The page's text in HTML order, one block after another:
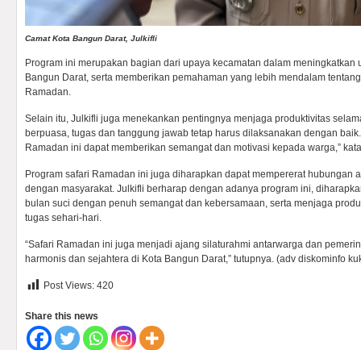
Camat Kota Bangun Darat, Julkifli
Program ini merupakan bagian dari upaya kecamatan dalam meningkatkan
Bangun Darat, serta memberikan pemahaman yang lebih mendalam
Ramadan.
Selain itu, Julkifli juga menekankan pentingnya menjaga produktivitas
berpuasa, tugas dan tanggung jawab tetap harus dilaksanakan dengan
Ramadan ini dapat memberikan semangat dan motivasi kepada warga,”
Program safari Ramadan ini juga diharapkan dapat mempererat hubungan
dengan masyarakat. Julkifli berharap dengan adanya program ini,
bulan suci dengan penuh semangat dan kebersamaan, serta menjaga
tugas sehari-hari.
“Safari Ramadan ini juga menjadi ajang silaturahmi antarwarga dan
harmonis dan sejahtera di Kota Bangun Darat,” tutupnya. (adv diskominfo
Post Views: 420
Share this news